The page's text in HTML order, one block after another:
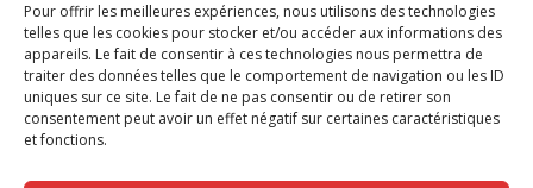
Pour offrir les meilleures expériences, nous utilisons des technologies
telles que les cookies pour stocker et/ou accéder aux informations des
appareils. Le fait de consentir à ces technologies nous permettra de
traiter des données telles que le comportement de navigation ou les ID
uniques sur ce site. Le fait de ne pas consentir ou de retirer son
consentement peut avoir un effet négatif sur certaines caractéristiques
et fonctions.
Chèque Compta
Chèque Emploi Spectacle
G-Pods
Profession Audio-visuel